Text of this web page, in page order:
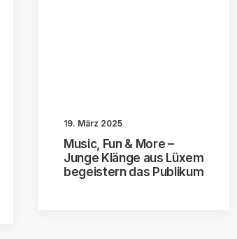
19. März 2025
Music, Fun & More –
Junge Klänge aus Lüxem
begeistern das Publikum